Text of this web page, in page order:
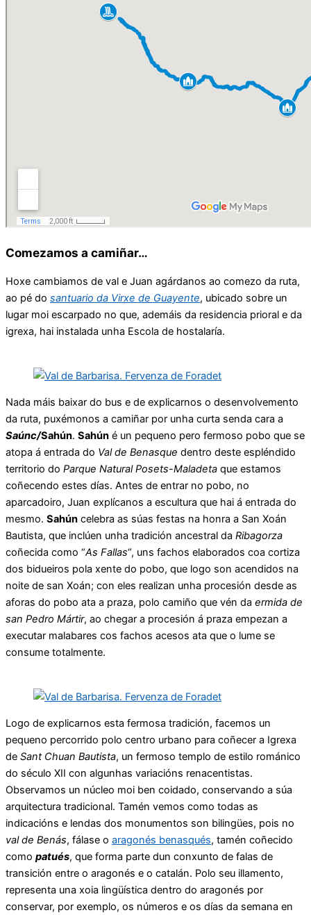
Comezamos a camiñar…
Hoxe cambiamos de val e Juan agárdanos ao comezo da ruta,
ao pé do santuario da Virxe de Guayente, ubicado sobre un
lugar moi escarpado no que, ademáis da residencia prioral e da
igrexa, hai instalada unha Escola de hostalaría.
Nada máis baixar do bus e de explicarnos o desenvolvemento
da ruta, puxémonos a camiñar por unha curta senda cara a
Saúnc/Sahún. Sahún é un pequeno pero fermoso pobo que se
atopa á entrada do Val de Benasque dentro deste espléndido
territorio do Parque Natural Posets-Maladeta que estamos
coñecendo estes días. Antes de entrar no pobo, no
aparcadoiro, Juan explícanos a escultura que hai á entrada do
mesmo. Sahún celebra as súas festas na honra a San Xoán
Bautista, que inclúen unha tradición ancestral da Ribagorza
coñecida como “As Fallas“, uns fachos elaborados coa cortiza
dos bidueiros pola xente do pobo, que logo son acendidos na
noite de san Xoán; con eles realizan unha procesión desde as
aforas do pobo ata a praza, polo camiño que vén da ermida de
san Pedro Mártir, ao chegar a procesión á praza empezan a
executar malabares cos fachos acesos ata que o lume se
consume totalmente.
Logo de explicarnos esta fermosa tradición, facemos un
pequeno percorrido polo centro urbano para coñecer a Igrexa
de Sant Chuan Bautista, un fermoso templo de estilo románico
do século XII con algunhas variacións renacentistas.
Observamos un núcleo moi ben coidado, conservando a súa
arquitectura tradicional. Tamén vemos como todas as
indicacións e lendas dos monumentos son bilingües, pois no
val de Benás, fálase o aragonés benasqués, tamén coñecido
como patués, que forma parte dun conxunto de falas de
transición entre o aragonés e o catalán. Polo seu illamento,
representa una xoia lingüística dentro do aragonés por
conservar, por exemplo, os números e os días da semana en